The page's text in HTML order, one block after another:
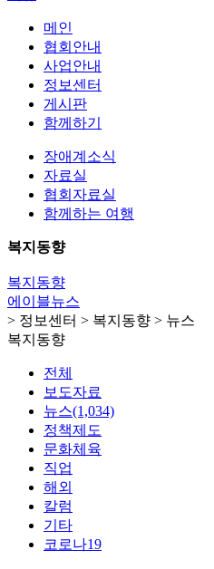
메인
협회안내
사업안내
정보센터
게시판
함께하기
장애계소식
자료실
협회자료실
함께하는 여행
복지동향
복지동향
에이블뉴스
> 정보센터 > 복지동향 > 뉴스
복지동향
전체
보도자료
뉴스(1,034)
정책제도
문화체육
직업
해외
칼럼
기타
코로나19